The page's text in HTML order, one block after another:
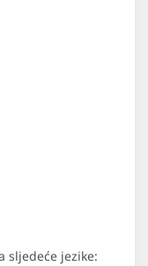
sljedeće jezike: